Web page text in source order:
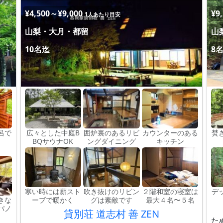
で
な
ノ
¥4,500～¥9,000 1人あたり目安
山梨・大月・都留
10名迄
広々とした中庭B
BQサウナOK
囲炉裏のあるリビ
ングダイニング
カウンターのある
キッチン
寒い時には薪スト
ーブで暖かく
吹き抜けのリビン
グは素敵です
２階和室の寝室は
最大４名〜５名
貸別荘 道志村 善 ZEN
山
8
焚
デ
た